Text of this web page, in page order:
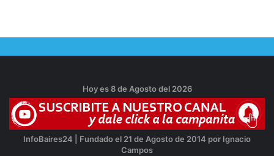
Hoy es 8 de Agosto del 2026
InfoBaires24 | Fundado el 21 de Agosto de 2014 por Ignacio
Campos